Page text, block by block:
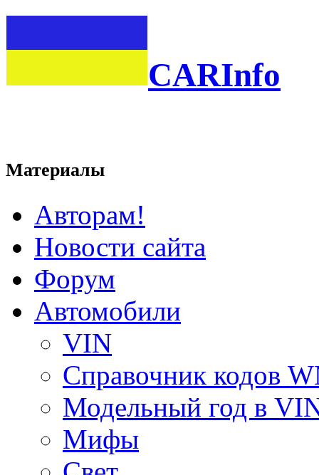
CARInfo
Материалы
Авторам!
Новости сайта
Форум
Автомобили
VIN
Справочник кодов
Модельный год в
Мифы